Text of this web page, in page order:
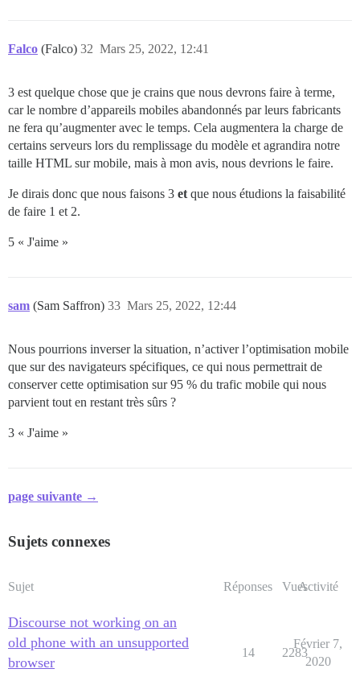
Falco (Falco) Mars 25, 2022, 12:41
32
3 est quelque chose que je crains que nous devrons faire à terme,
car le nombre d’appareils mobiles abandonnés par leurs fabricants
ne fera qu’augmenter avec le temps. Cela augmentera la charge de
certains serveurs lors du remplissage du modèle et agrandira notre
taille HTML sur mobile, mais à mon avis, nous devrions le faire.
Je dirais donc que nous faisons 3 et que nous étudions la faisabilité
de faire 1 et 2.
5 « J'aime »
sam (Sam Saffron) Mars 25, 2022, 12:44
33
Nous pourrions inverser la situation, n’activer l’optimisation mobile
que sur des navigateurs spécifiques, ce qui nous permettrait de
conserver cette optimisation sur 95 % du trafic mobile qui nous
parvient tout en restant très sûrs ?
3 « J'aime »
page suivante →
Sujets connexes
Sujet Réponses VuesActivité
Discourse not working on an
old phone with an unsupported
browser
14 2283
Février 7,
2020